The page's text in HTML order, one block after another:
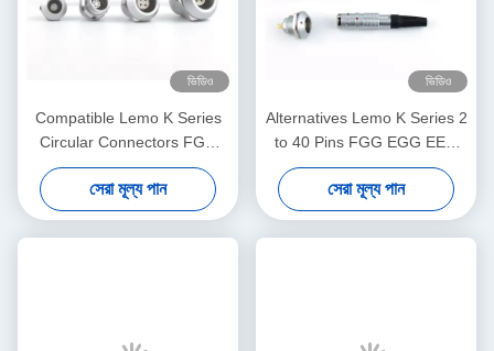
ভিডিও
Compatible Lemo K Series
Circular Connectors FGG
EEG EXG Push-Pull Self-
locking Socket Plug OEM
ODM Factory
সেরা মূল্য পান
ভিডিও
Alternatives Lemo K Series 2
to 40 Pins FGG EGG EEG
PHG Male Female Plug
Socket Aviation Connector
Factory
সেরা মূল্য পান